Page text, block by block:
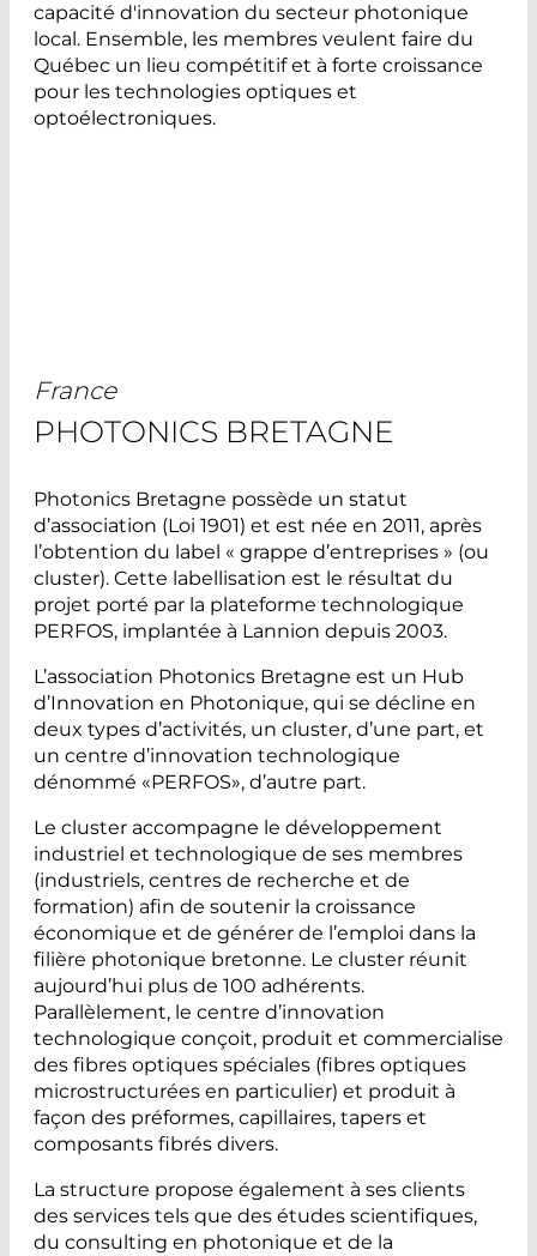
capacité d'innovation du secteur photonique
local. Ensemble, les membres veulent faire du
Québec un lieu compétitif et à forte croissance
pour les technologies optiques et
optoélectroniques.
France
PHOTONICS BRETAGNE
Photonics Bretagne possède un statut
d’association (Loi 1901) et est née en 2011, après
l’obtention du label « grappe d’entreprises » (ou
cluster). Cette labellisation est le résultat du
projet porté par la plateforme technologique
PERFOS, implantée à Lannion depuis 2003.
L’association Photonics Bretagne est un Hub
d’Innovation en Photonique, qui se décline en
deux types d’activités, un cluster, d’une part, et
un centre d’innovation technologique
dénommé «PERFOS», d’autre part.
Le cluster accompagne le développement
industriel et technologique de ses membres
(industriels, centres de recherche et de
formation) afin de soutenir la croissance
économique et de générer de l’emploi dans la
filière photonique bretonne. Le cluster réunit
aujourd’hui plus de 100 adhérents.
Parallèlement, le centre d’innovation
technologique conçoit, produit et commercialise
des fibres optiques spéciales (fibres optiques
microstructurées en particulier) et produit à
façon des préformes, capillaires, tapers et
composants fibrés divers.
La structure propose également à ses clients
des services tels que des études scientifiques,
du consulting en photonique et de la